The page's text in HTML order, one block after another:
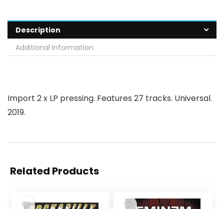
Description
Additional information
Import 2 x LP pressing. Features 27 tracks. Universal.
2019.
Related Products